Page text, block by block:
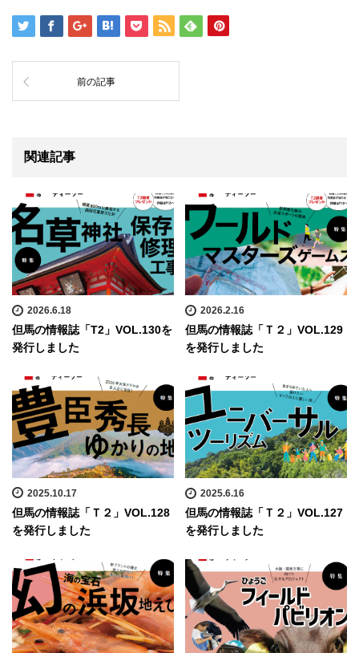
前の記事
関連記事
2026.6.18
但馬の情報誌「T2」VOL.130を
発行しました
2026.2.16
但馬の情報誌「Ｔ２」VOL.129
を発行しました
2025.10.17
但馬の情報誌「Ｔ２」VOL.128
を発行しました
2025.6.16
但馬の情報誌「Ｔ２」VOL.127
を発行しました